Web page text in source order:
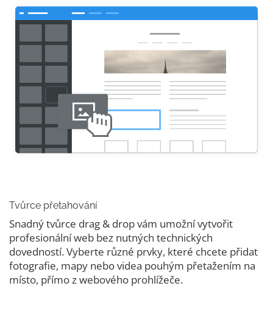
Tvůrce přetahování
Snadný tvůrce drag & drop vám umožní vytvořit
profesionální web bez nutných technických
dovedností. Vyberte různé prvky, které chcete přidat
fotografie, mapy nebo videa pouhým přetažením na
místo, přímo z webového prohlížeče.